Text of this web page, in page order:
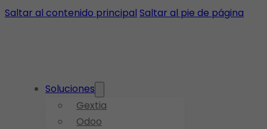
Saltar al contenido principal Saltar al pie de página
Soluciones
Gextia
Odoo